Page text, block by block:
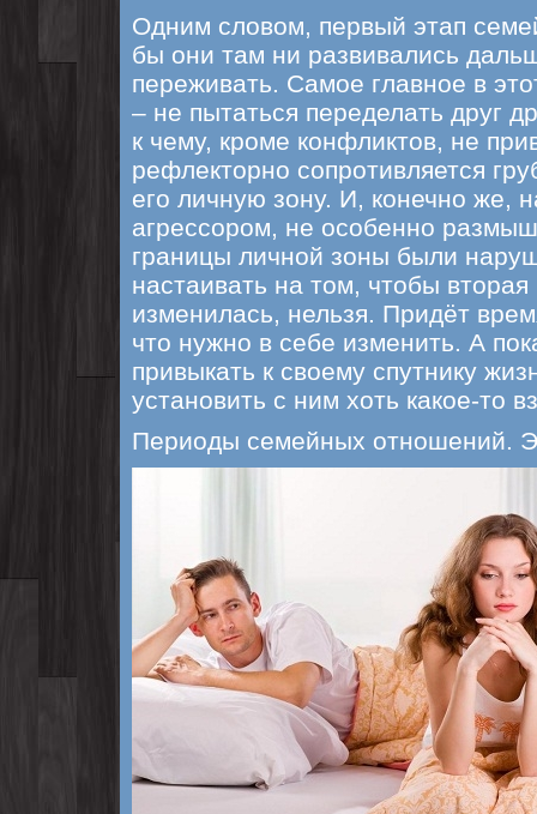
Одним словом, первый этап
бы они там ни развивались
переживать. Самое главное в
– не пытаться переделать друг
к чему, кроме конфликтов, не
рефлекторно сопротивляется
его личную зону. И, конечно же,
агрессором, не особенно
границы личной зоны были
настаивать на том, чтобы вторая
изменилась, нельзя. Придёт
что нужно в себе изменить. А
привыкать к своему спутнику
установить с ним хоть какое-то
Периоды семейных отношений.